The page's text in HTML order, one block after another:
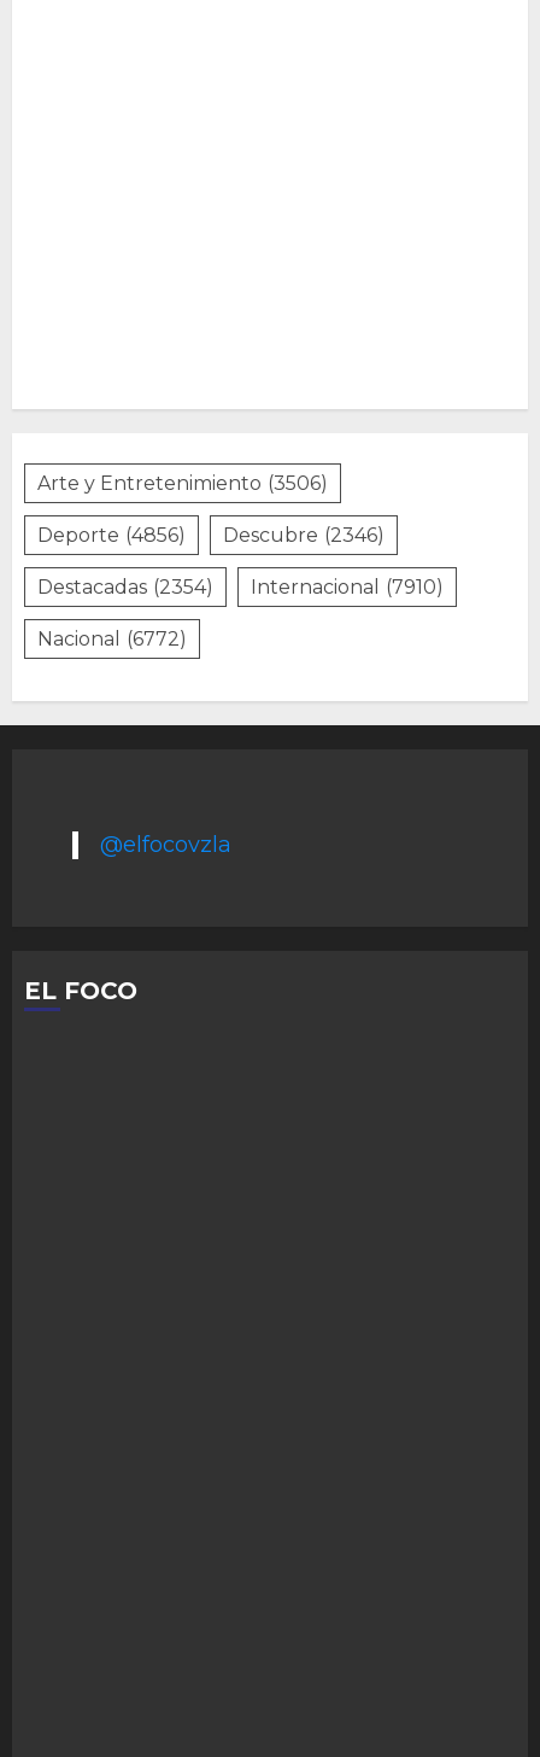
Arte y Entretenimiento (3506)
Deporte (4856) Descubre (2346)
Destacadas (2354) Internacional (7910)
Nacional (6772)
@elfocovzla
EL FOCO